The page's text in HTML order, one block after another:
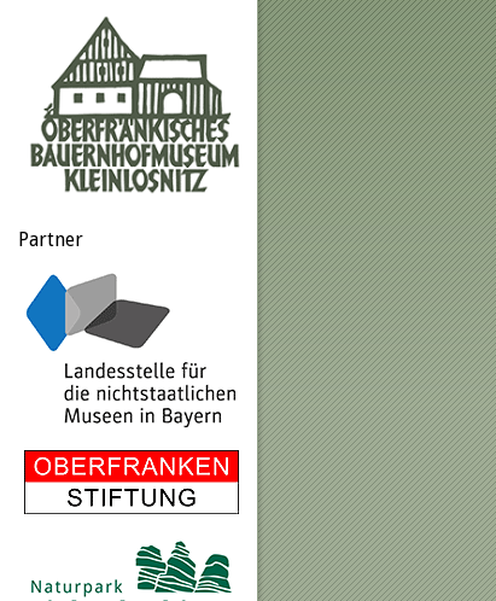
Partner